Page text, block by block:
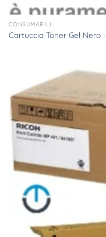
CONSUMABILI
Cartuccia Toner Gel Nero